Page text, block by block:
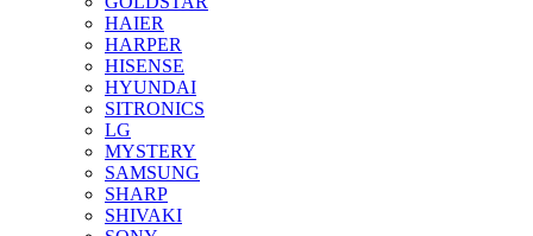
HAIER
HARPER
HISENSE
HYUNDAI
SITRONICS
LG
MYSTERY
SAMSUNG
SHARP
SHIVAKI